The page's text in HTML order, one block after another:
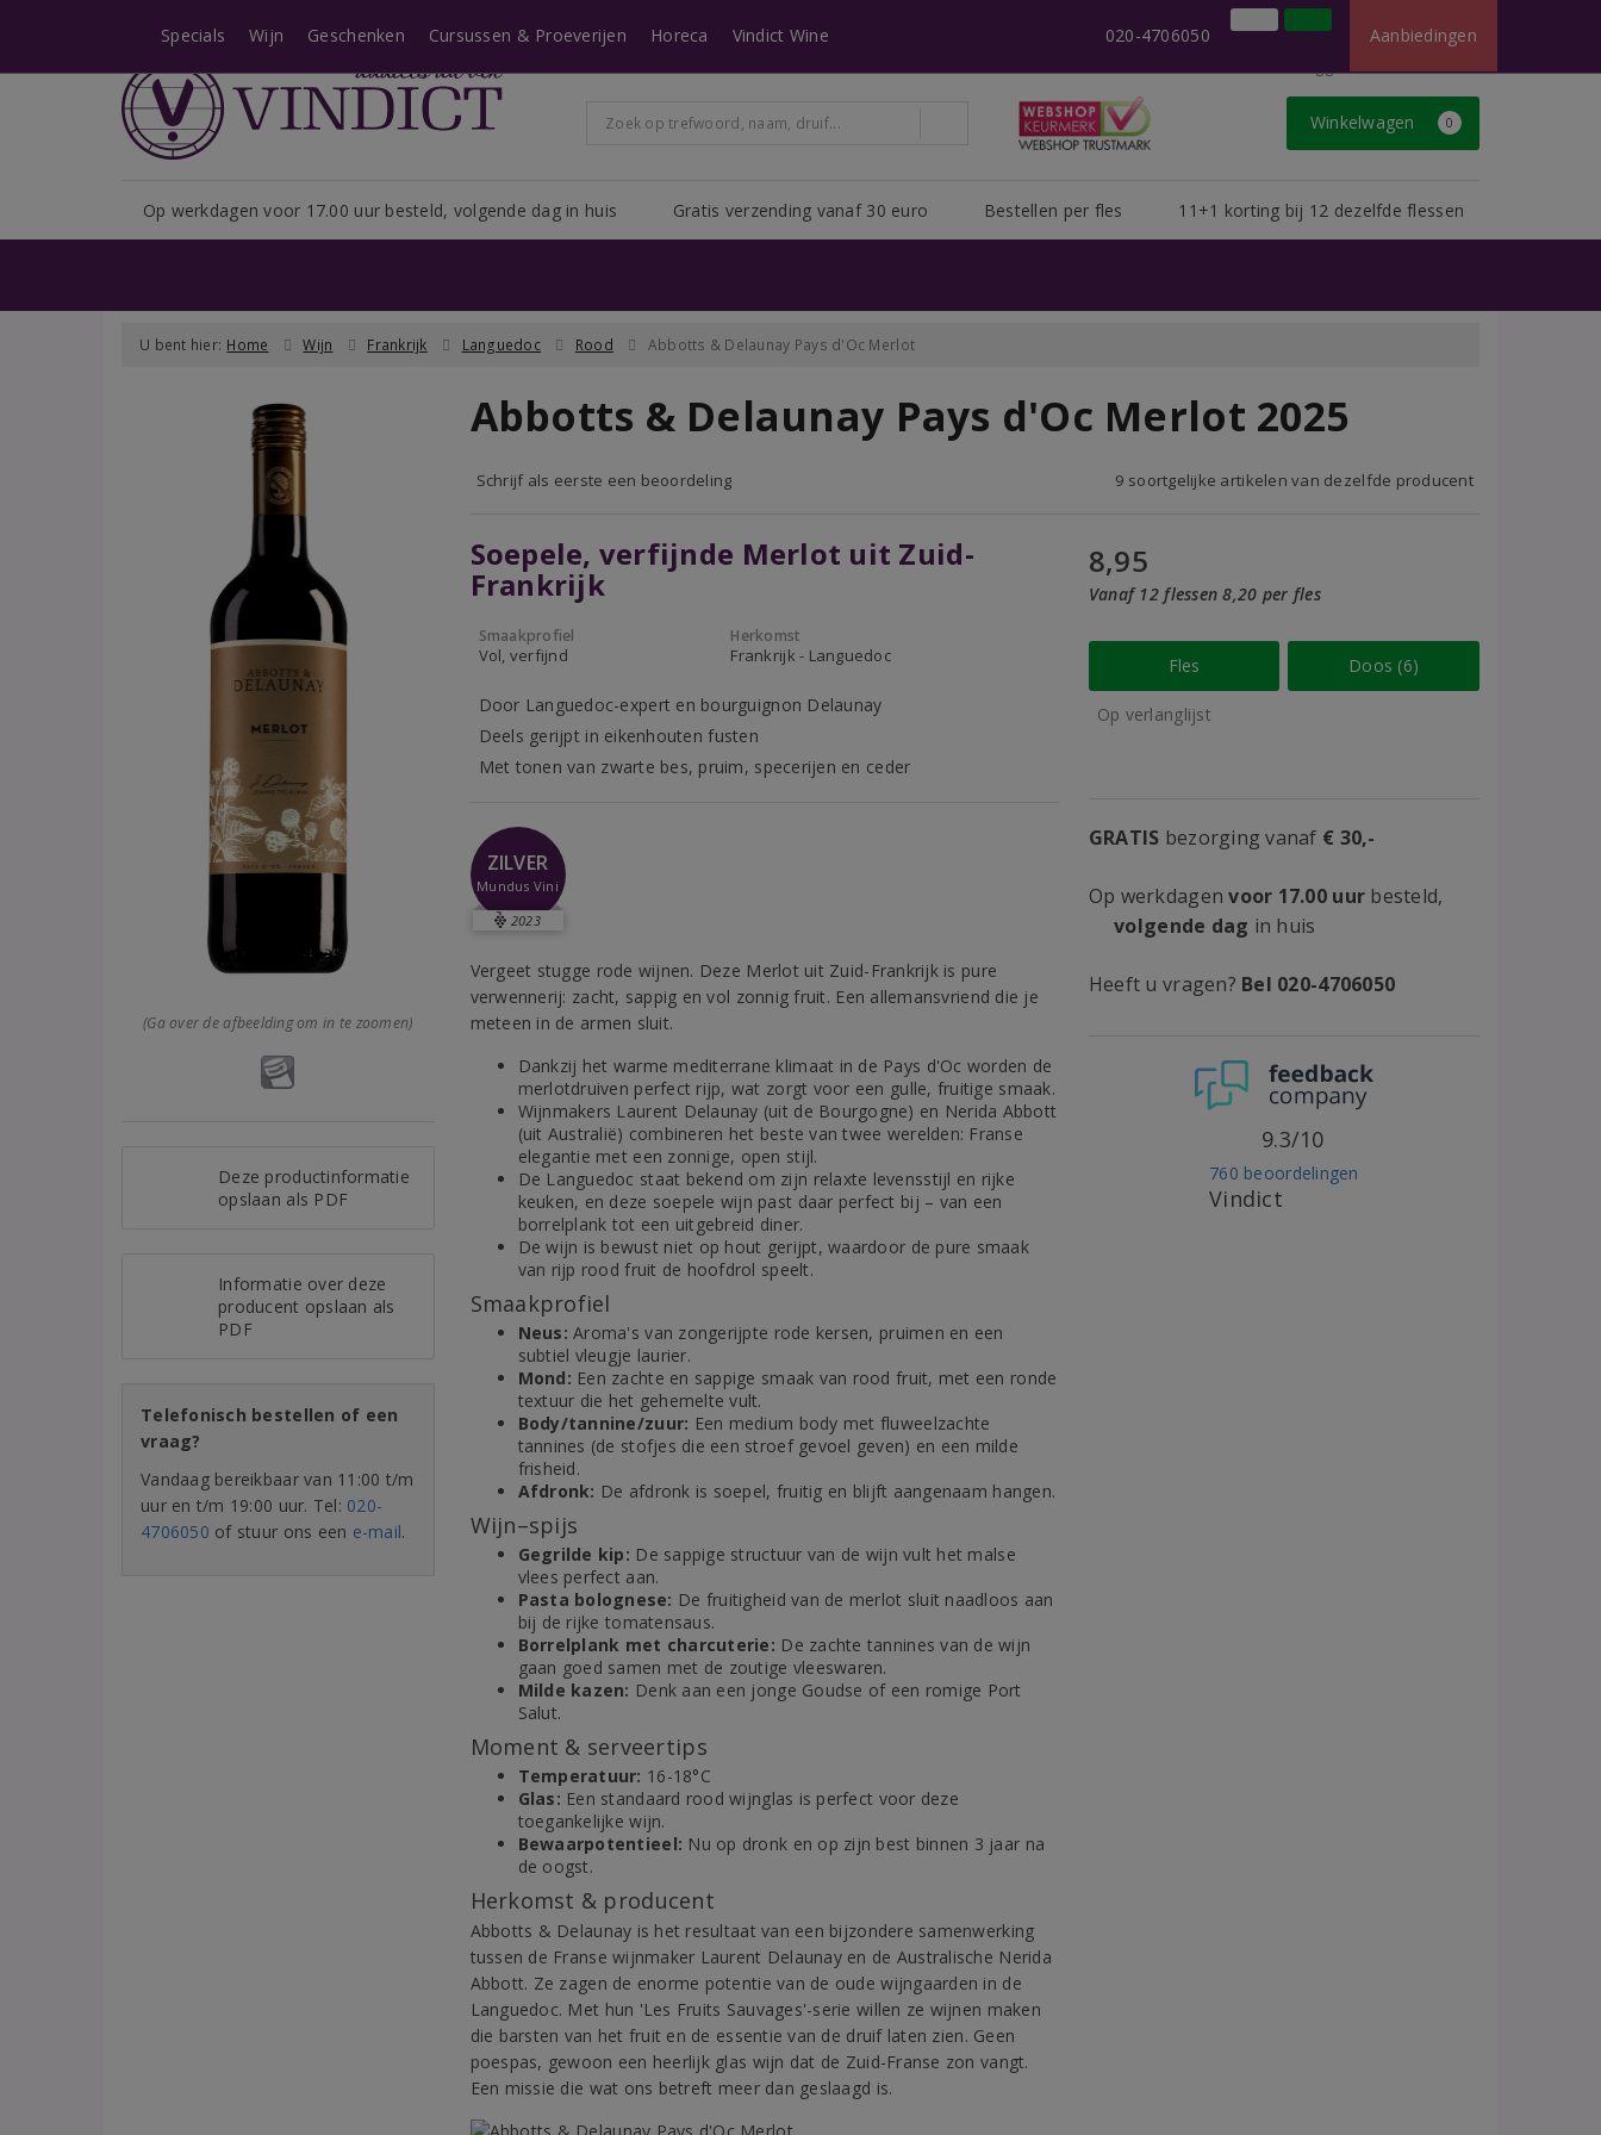
Inloggen Klantenservice
Winkelwagen 0
Op werkdagen voor 17.00 uur besteld, volgende dag in huis Gratis verzending vanaf 30 euro Bestellen per fles 11+1 korting bij 12 dezelfde flessen
Specials Wijn Geschenken Cursussen & Proeverijen Horeca Vindict Wine Aanbiedingen
020-4706050
U bent hier: Home Wijn Frankrijk Languedoc Rood Abbotts & Delaunay Pays d'Oc Merlot
(Ga over de afbeelding om in te zoomen)
Deze productinformatie
opslaan als PDF
Informatie over deze
producent opslaan als
PDF
Telefonisch bestellen of een
vraag?
Vandaag bereikbaar van 11:00 t/m
uur en t/m 19:00 uur. Tel: 020-
4706050 of stuur ons een e-mail.
Abbotts & Delaunay Pays d'Oc Merlot 2025
Schrijf als eerste een beoordeling 9 soortgelijke artikelen van dezelfde producent
Soepele, verfijnde Merlot uit Zuid-
Frankrijk
Smaakprofiel
Vol, verfijnd
Herkomst
Frankrijk - Languedoc
Door Languedoc-expert en bourguignon Delaunay
Deels gerijpt in eikenhouten fusten
Met tonen van zwarte bes, pruim, specerijen en ceder
ZILVER
Mundus Vini
2023
Vergeet stugge rode wijnen. Deze Merlot uit Zuid-Frankrijk is pure
verwennerij: zacht, sappig en vol zonnig fruit. Een allemansvriend die je
meteen in de armen sluit.
Dankzij het warme mediterrane klimaat in de Pays d'Oc worden de
merlotdruiven perfect rijp, wat zorgt voor een gulle, fruitige smaak.
Wijnmakers Laurent Delaunay (uit de Bourgogne) en Nerida Abbott
(uit Australië) combineren het beste van twee werelden: Franse
elegantie met een zonnige, open stijl.
De Languedoc staat bekend om zijn relaxte levensstijl en rijke
keuken, en deze soepele wijn past daar perfect bij – van een
borrelplank tot een uitgebreid diner.
De wijn is bewust niet op hout gerijpt, waardoor de pure smaak
van rijp rood fruit de hoofdrol speelt.
Smaakprofiel
Neus: Aroma's van zongerijpte rode kersen, pruimen en een
subtiel vleugje laurier.
Mond: Een zachte en sappige smaak van rood fruit, met een ronde
textuur die het gehemelte vult.
Body/tannine/zuur: Een medium body met fluweelzachte
tannines (de stofjes die een stroef gevoel geven) en een milde
frisheid.
Afdronk: De afdronk is soepel, fruitig en blijft aangenaam hangen.
Wijn–spijs
Gegrilde kip: De sappige structuur van de wijn vult het malse
vlees perfect aan.
Pasta bolognese: De fruitigheid van de merlot sluit naadloos aan
bij de rijke tomatensaus.
Borrelplank met charcuterie: De zachte tannines van de wijn
gaan goed samen met de zoutige vleeswaren.
Milde kazen: Denk aan een jonge Goudse of een romige Port
Salut.
Moment & serveertips
Temperatuur: 16-18°C
Glas: Een standaard rood wijnglas is perfect voor deze
toegankelijke wijn.
Bewaarpotentieel: Nu op dronk en op zijn best binnen 3 jaar na
de oogst.
Herkomst & producent
Abbotts & Delaunay is het resultaat van een bijzondere samenwerking
tussen de Franse wijnmaker Laurent Delaunay en de Australische Nerida
Abbott. Ze zagen de enorme potentie van de oude wijngaarden in de
Languedoc. Met hun 'Les Fruits Sauvages'-serie willen ze wijnen maken
die barsten van het fruit en de essentie van de druif laten zien. Geen
poespas, gewoon een heerlijk glas wijn dat de Zuid-Franse zon vangt.
Een missie die wat ons betreft meer dan geslaagd is.
8,95
Vanaf 12 flessen 8,20 per fles
Fles Doos (6)
Op verlanglijst
GRATIS bezorging vanaf € 30,-
Op werkdagenvoor 17.00 uur besteld,
volgende dag in huis
Heeft u vragen? Bel 020-4706050
Vindict
760 beoordelingen
9.3/10